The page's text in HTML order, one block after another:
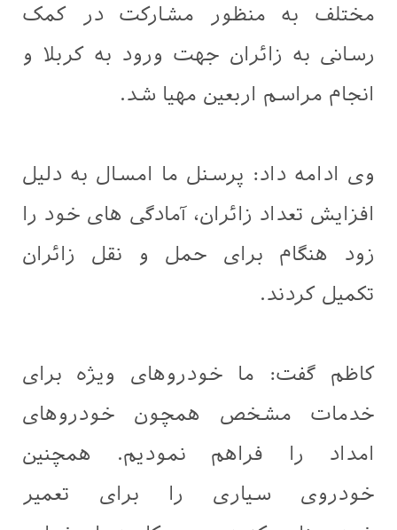
مختلف به منظور مشارکت در کمک
رسانی به زائران جهت ورود به کربلا و
انجام مراسم اربعین مهیا شد.
وی ادامه داد: پرسنل ما امسال به دلیل
افزایش تعداد زائران، آمادگی های خود را
زود هنگام برای حمل و نقل زائران
تکمیل کردند.
کاظم گفت: ما خودروهای ویژه‌ برای
خدمات مشخص همچون خودروهای
امداد را فراهم نمودیم. همچنین
خودروی سیاری را برای تعمیر